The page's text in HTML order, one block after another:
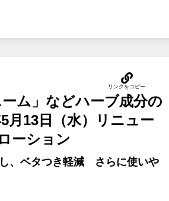
ム」などハーブ成分の
13日（水）リニュー
ーション
、ベタつき軽減 さらに使いや